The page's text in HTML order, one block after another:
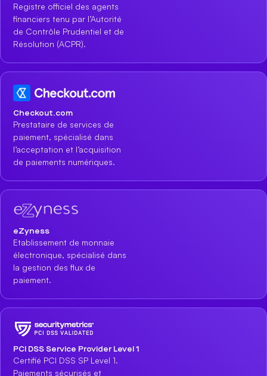
Registre officiel des agents
financiers tenu par l’Autorité
de Contrôle Prudentiel et de
Résolution (ACPR).
Checkout.com
Prestataire de services de
paiement, spécialisé dans
l’acceptation et l’acquisition
de paiements numériques.
eZyness
Etablissement de monnaie
électronique, spécialisé dans
la gestion des flux de
paiement.
PCI DSS Service Provider Level 1
Certifié PCI DSS SP Level 1.
Paiements sécurisés et